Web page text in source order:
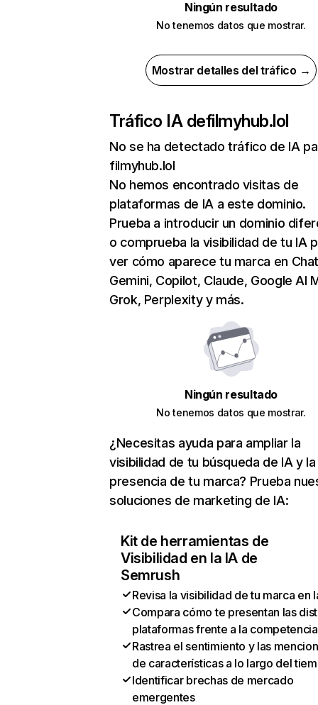
Ningún resultado
No tenemos datos que mostrar.
Mostrar detalles del tráfico →
Tráfico IA defilmyhub.lol
No se ha detectado tráfico de IA
filmyhub.lol
No hemos encontrado visitas de
plataformas de IA a este dominio.
Prueba a introducir un dominio
o comprueba la visibilidad de tu IA
ver cómo aparece tu marca en
Gemini, Copilot, Claude, Google AI
Grok, Perplexity y más.
Ningún resultado
No tenemos datos que mostrar.
¿Necesitas ayuda para ampliar la
visibilidad de tu búsqueda de IA y la
presencia de tu marca? Prueba
soluciones de marketing de IA:
Kit de herramientas de
Visibilidad en la IA de
Semrush
Revisa la visibilidad de tu marca en
Compara cómo te presentan las
plataformas frente a la competencia
Rastrea el sentimiento y las
de características a lo largo del
Identificar brechas de mercado
emergentes